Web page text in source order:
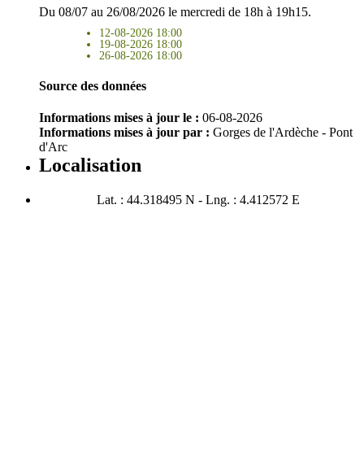
Du 08/07 au 26/08/2026 le mercredi de 18h à 19h15.
12-08-2026 18:00
19-08-2026 18:00
26-08-2026 18:00
Source des données
Informations mises à jour le : 06-08-2026
Informations mises à jour par : Gorges de l'Ardèche - Pont
d'Arc
Localisation
Lat. : 44.318495 N - Lng. : 4.412572 E